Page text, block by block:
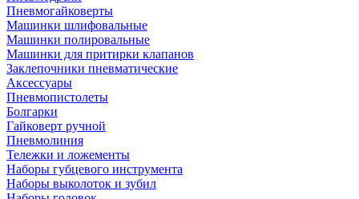
Пневмогайковерты
Машинки шлифовальные
Машинки полировальные
Машинки для притирки клапанов
Заклепочники пневматические
Аксессуары
Пневмопистолеты
Болгарки
Гайковерт ручной
Пневмолиния
Тележки и ложементы
Наборы губцевого инструмента
Наборы выколоток и зубил